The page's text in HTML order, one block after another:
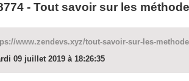
- Tout savoir sur les
www.zendevs.xyz/tout-savoir-sur-les-
09 juillet 2019 à 18:26:35